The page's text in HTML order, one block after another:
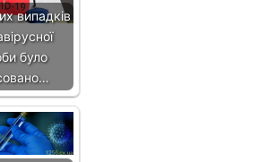
випадків
було